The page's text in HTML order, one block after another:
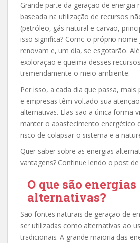
Grande parte da geração de energia
baseada na utilização de recursos
(petróleo, gás natural e carvão,
isso significa? Como o próprio nome
renovam e, um dia, se esgotarão.
exploração e queima desses
tremendamente o meio ambiente.
Por isso, a cada dia que passa, mais
e empresas têm voltado sua
alternativas. Elas são a única forma
manter o abastecimento energético
risco de colapsar o sistema e a
Quer saber sobre as energias
vantagens? Continue lendo o post
O que são energias
alternativas?
São fontes naturais de geração de
ser utilizadas como alternativas ao
tradicionais. A grande maioria das